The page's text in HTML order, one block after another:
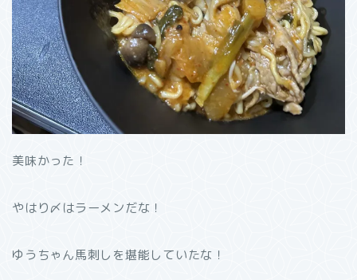
美味かった！
やはり〆はラーメンだな！
ゆうちゃん馬刺しを堪能していたな！